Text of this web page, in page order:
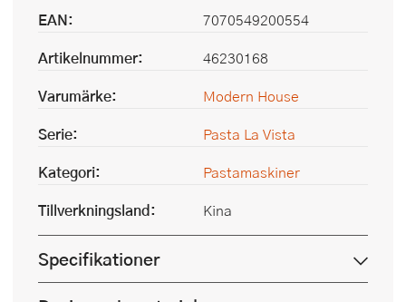
EAN:
7070549200554
Artikelnummer:
46230168
Varumärke:
Modern House
Serie:
Pasta La Vista
Kategori:
Pastamaskiner
Tillverkningsland:
Kina
Specifikationer